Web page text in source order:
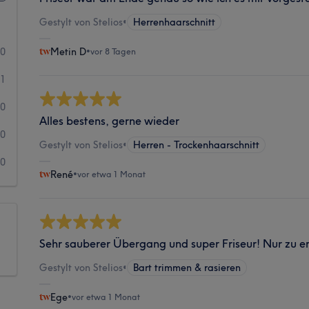
1
0
0
0
Gestylt von Stelios• Herrenhaarschnitt
Metin D•vor 8 Tagen
Alles bestens, gerne wieder
Gestylt von Stelios• Herren - Trockenhaarschnitt
René•vor etwa 1 Monat
Sehr sauberer Übergang und super Friseur! Nur zu
Gestylt von Stelios• Bart trimmen & rasieren
Ege•vor etwa 1 Monat